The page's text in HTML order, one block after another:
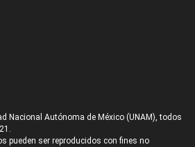
Nacional Autónoma de México (UNAM), todos
pueden ser reproducidos con fines no